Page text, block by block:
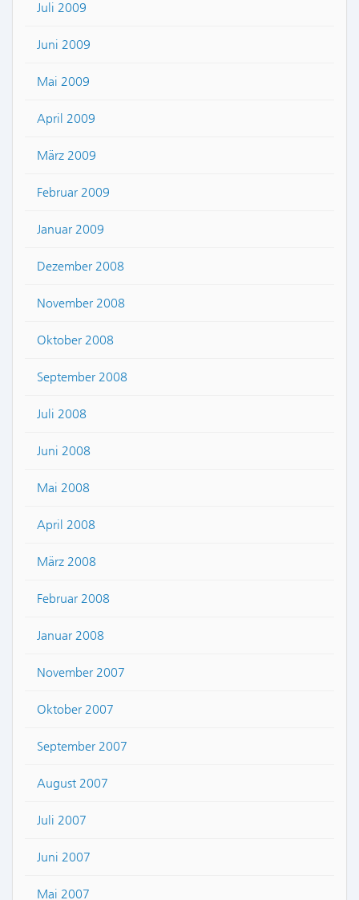
Juli 2009
Juni 2009
Mai 2009
April 2009
März 2009
Februar 2009
Januar 2009
Dezember 2008
November 2008
Oktober 2008
September 2008
Juli 2008
Juni 2008
Mai 2008
April 2008
März 2008
Februar 2008
Januar 2008
November 2007
Oktober 2007
September 2007
August 2007
Juli 2007
Juni 2007
Mai 2007